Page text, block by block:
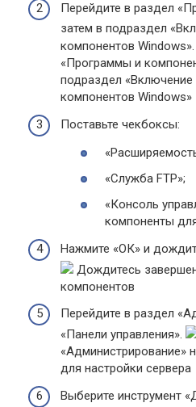
Перейдите в раздел
затем в подраздел
компонентов Windows».
«Программы и
подраздел «Включение
компонентов Windows»
Поставьте чекбоксы:
«Служба FTP»;
«Консоль
компоненты
Нажмите «ОК» и
Дождитесь
компонентов
Перейдите в раздел
«Панели управления».
«Администрирование»
для настройки сервера
Выберите инструмент